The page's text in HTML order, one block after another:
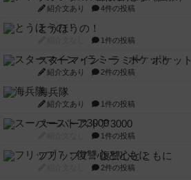
紹介文あり 4件の投稿
とうほうの！
1件の投稿
スターマイン・ラミー ポケット
紹介文あり 2件の投稿
海兵隊
紹介文あり 1件の投稿
スーパーストア3000
1件の投稿
フリップ７：復讐心とともに
2件の投稿